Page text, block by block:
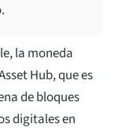
la moneda
Hub, que es
de bloques
digitales en